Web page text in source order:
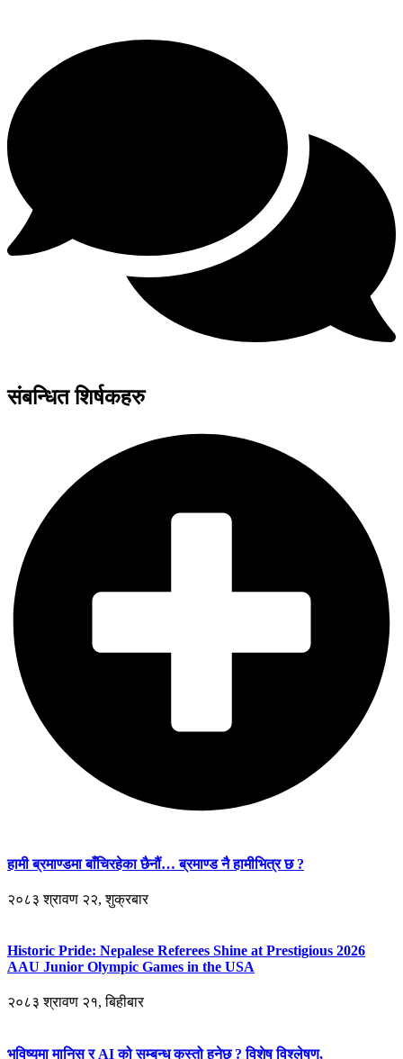
संबन्धित शिर्षकहरु
हामी ब्रमाण्डमा बाँचिरहेका छैनौं… ब्रमाण्ड नै हामीभित्र छ ?
२०८३ श्रावण २२, शुक्रबार
Historic Pride: Nepalese Referees Shine at Prestigious 2026
AAU Junior Olympic Games in the USA
२०८३ श्रावण २१, बिहीबार
भविष्यमा मानिस र AI को सम्बन्ध कस्तो हुनेछ ? विशेष विश्लेषण,